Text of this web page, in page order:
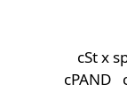
cSt x
cPAND